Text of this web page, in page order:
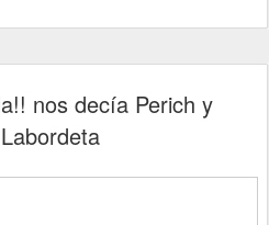
nos decía Perich y
Labordeta